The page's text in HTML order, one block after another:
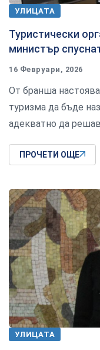
УЛИЦАТА
Туристически
министър
16 Февруари, 2026
От бранша
туризма да бъде
адекватно да
ПРОЧЕТИ ОЩЕ
УЛИЦАТА